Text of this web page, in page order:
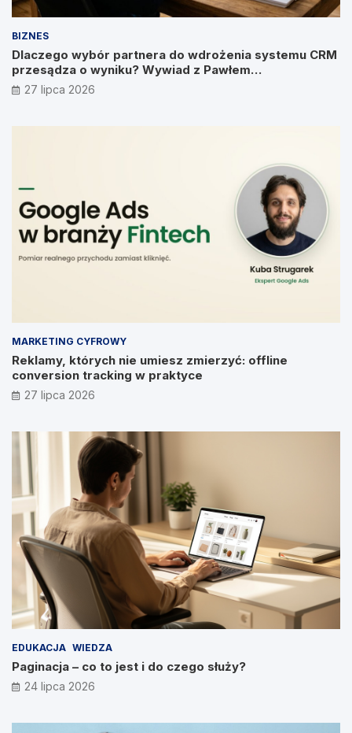
BIZNES
Dlaczego wybór partnera do wdrożenia systemu CRM
przesądza o wyniku? Wywiad z Pawłem
Prymakowskim, CEO IT Vision
27 lipca 2026
MARKETING CYFROWY
Reklamy, których nie umiesz zmierzyć: offline
conversion tracking w praktyce
27 lipca 2026
EDUKACJA WIEDZA
Paginacja – co to jest i do czego służy?
24 lipca 2026